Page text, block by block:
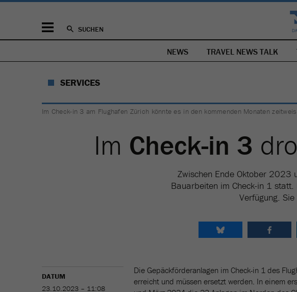
SUCHEN
NEWS TRAVEL NEWS TALK
SERVICES
Im Check-in 3 am Flughafen Zürich könnte es in den kommenden Monaten
Im Check-in 3
Zwischen Ende Oktober
Bauarbeiten im Check-in 1
Verfügung.
DATUM
23.10.2023 – 11:08
Die Gepäckförderanlagen im Check-in 1 des
erreicht und müssen ersetzt werden. In einem